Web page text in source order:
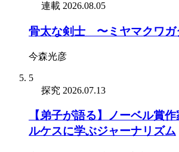
連載 2026.08.05
骨太な剣士 〜ミヤマクワガ
今森光彦
5
探究 2026.07.13
【弟子が語る】ノーベル賞
ルケスに学ぶジャーナリズム